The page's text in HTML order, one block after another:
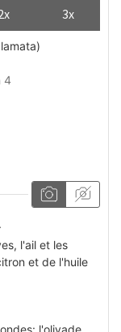
3x
4
l'ail et les
et de l'huile
l'olivade